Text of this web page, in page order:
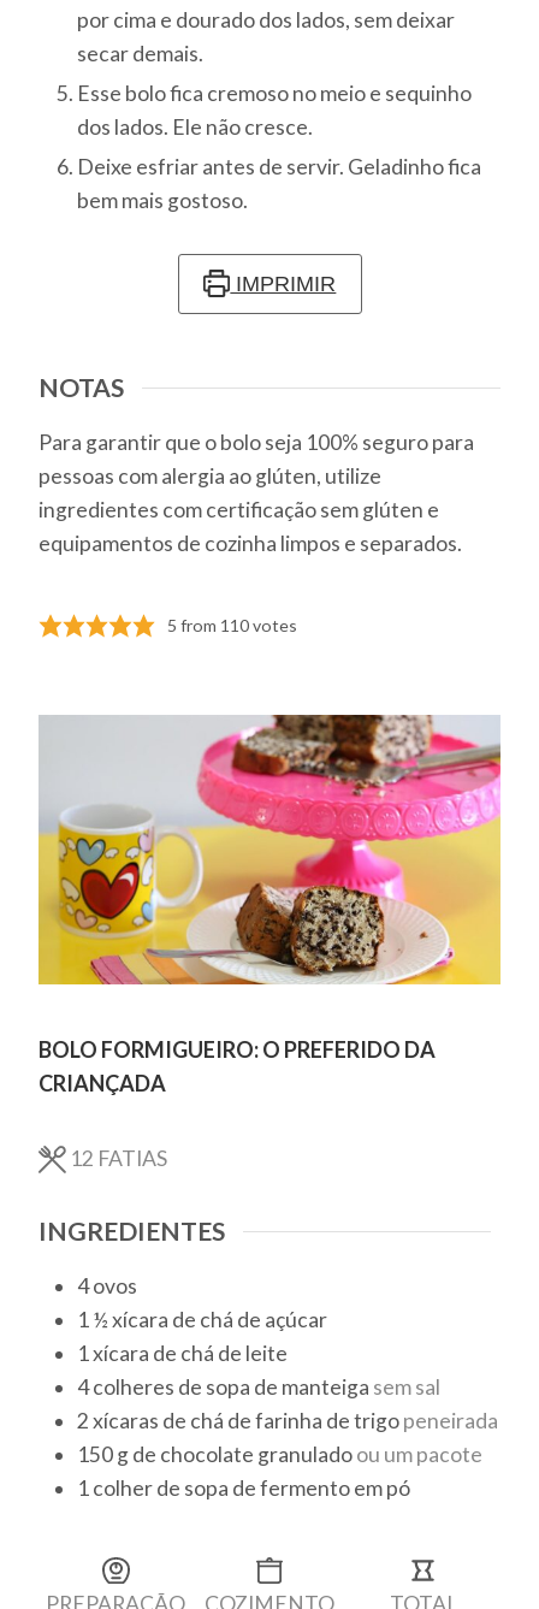
por cima e dourado dos lados, sem deixar
secar demais.
Esse bolo fica cremoso no meio e sequinho
dos lados. Ele não cresce.
Deixe esfriar antes de servir. Geladinho fica
bem mais gostoso.
IMPRIMIR
NOTAS
Para garantir que o bolo seja 100% seguro para
pessoas com alergia ao glúten, utilize
ingredientes com certificação sem glúten e
equipamentos de cozinha limpos e separados.
5 from 110votes
BOLO FORMIGUEIRO: O PREFERIDO DA
CRIANÇADA
12 FATIAS
INGREDIENTES
4ovos
1 ½ xícara de chá de açúcar
1xícara de chá de leite
4colheres de sopa de manteiga sem sal
2 xícaras de chá de farinha de trigopeneirada
150gde chocolate granuladoou um pacote
1colher de sopa de fermento em pó
PREPARAÇÃO COZIMENTO TOTAL